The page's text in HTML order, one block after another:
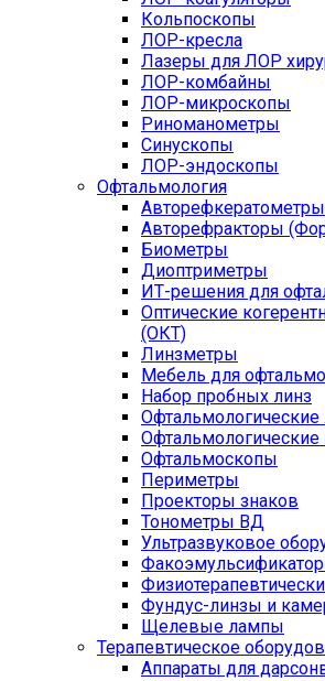
Кольпоскопы
ЛОР-кресла
Лазеры для ЛОР
ЛОР-комбайны
ЛОР-микроскопы
Риноманометры
Синускопы
ЛОР-эндоскопы
Офтальмология
Авторефкератометры
Авторефракторы
Биометры
Диоптриметры
ИТ-решения для
Оптические
(ОКТ)
Линзметры
Мебель для
Набор пробных линз
Офтальмологические
Офтальмоскопы
Периметры
Проекторы знаков
Тонометры ВД
Ультразвуковое
Фундус-линзы и
Щелевые лампы
Терапевтическое
Аппараты для